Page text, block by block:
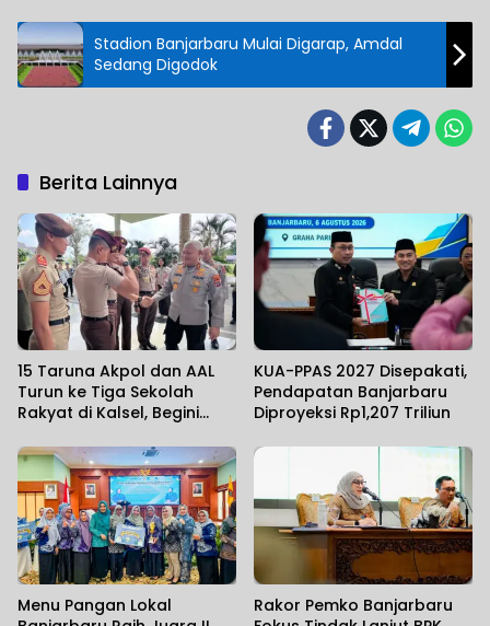
Stadion Banjarbaru Mulai Digarap, Amdal
Sedang Digodok
Berita Lainnya
15 Taruna Akpol dan AAL
Turun ke Tiga Sekolah
Rakyat di Kalsel, Begini
KUA-PPAS 2027 Disepakati,
Pendapatan Banjarbaru
Diproyeksi Rp1,207 Triliun
Menu Pangan Lokal
Rakor Pemko Banjarbaru